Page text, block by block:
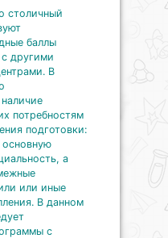
столичный
баллы
другими
В
потребностям
подготовки:
основную
а
или иные
В данном
с